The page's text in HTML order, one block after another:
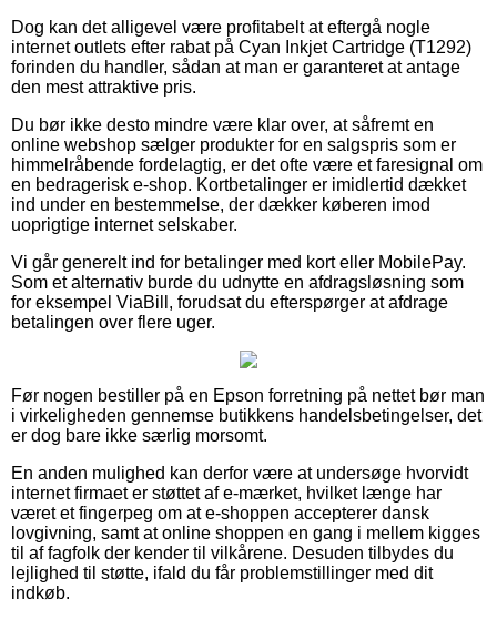
Dog kan det alligevel være profitabelt at eftergå nogle
internet outlets efter rabat på Cyan Inkjet Cartridge (T1292)
forinden du handler, sådan at man er garanteret at antage
den mest attraktive pris.
Du bør ikke desto mindre være klar over, at såfremt en
online webshop sælger produkter for en salgspris som er
himmelråbende fordelagtig, er det ofte være et faresignal om
en bedragerisk e-shop. Kortbetalinger er imidlertid dækket
ind under en bestemmelse, der dækker køberen imod
uoprigtige internet selskaber.
Vi går generelt ind for betalinger med kort eller MobilePay.
Som et alternativ burde du udnytte en afdragsløsning som
for eksempel ViaBill, forudsat du efterspørger at afdrage
betalingen over flere uger.
Før nogen bestiller på en Epson forretning på nettet bør man
i virkeligheden gennemse butikkens handelsbetingelser, det
er dog bare ikke særlig morsomt.
En anden mulighed kan derfor være at undersøge hvorvidt
internet firmaet er støttet af e-mærket, hvilket længe har
været et fingerpeg om at e-shoppen accepterer dansk
lovgivning, samt at online shoppen en gang i mellem kigges
til af fagfolk der kender til vilkårene. Desuden tilbydes du
lejlighed til støtte, ifald du får problemstillinger med dit
indkøb.